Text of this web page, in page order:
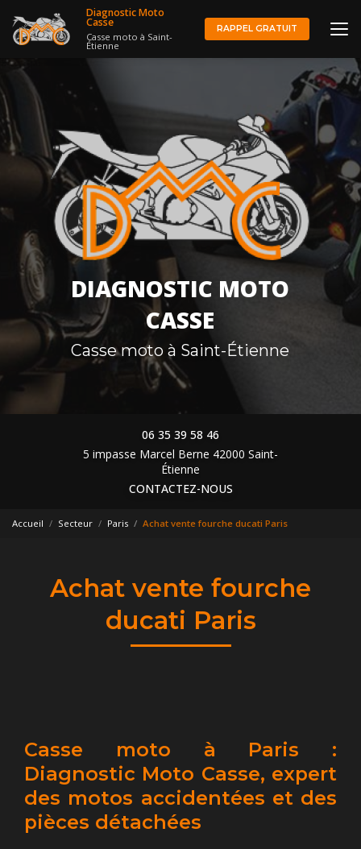
au
contenu
Diagnostic Moto
Casse
Casse moto à Saint-
Étienne
RAPPEL GRATUIT
DIAGNOSTIC MOTO
CASSE
Casse moto à Saint-Étienne
06 35 39 58 46
5 impasse Marcel Berne 42000 Saint-
Étienne
CONTACTEZ-NOUS
Accueil Secteur Paris Achat vente fourche ducati Paris
Achat vente fourche
ducati Paris
Casse moto à Paris :
Diagnostic Moto Casse, expert
des motos accidentées et des
pièces détachées